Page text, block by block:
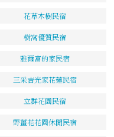
花草木樹民宿
樹窩優質民宿
雅爾富的家民宿
三采吉光家花蓮民宿
立群花園民宿
野薑花花園休閒民宿